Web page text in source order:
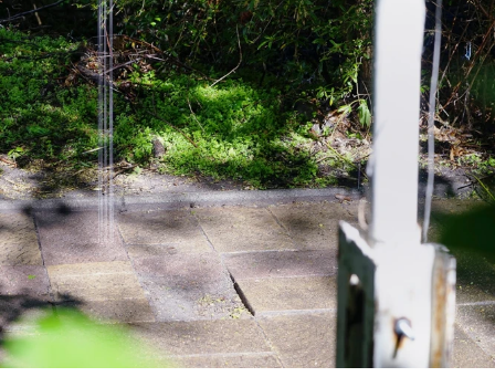
#2 | 2020 Patricia Sandonis
#1 | 2020 Florian Neufeldt
//related to time
#6 | 2019 Christian Gode
#5 | 2018 Ulrike Mohr
#4 | 2018 Ilona Kálnoky
#3 | 2018 Markus Wirthmann
#2 | 2018 Nadja Schöllhammer